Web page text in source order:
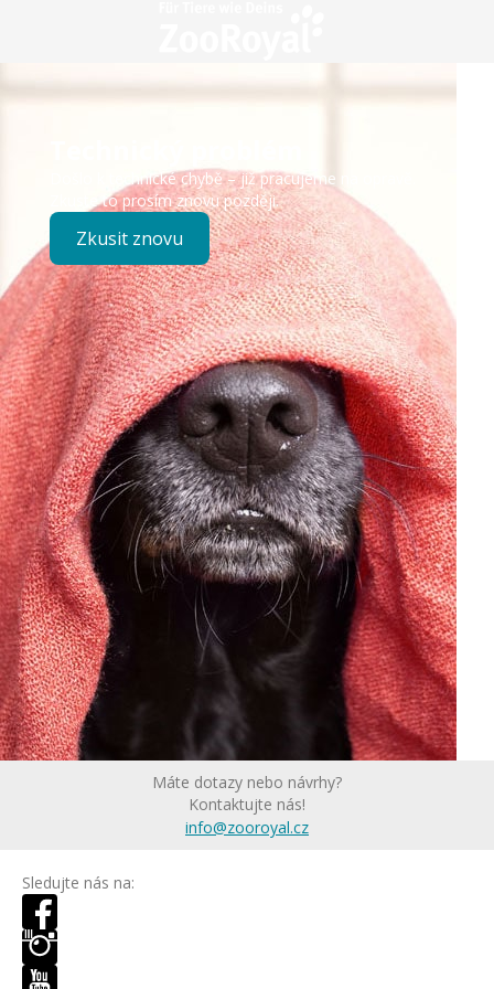
Došlo k technické chybě – již pracujeme na opravě.
Zkuste to prosím znovu později.
Zkusit znovu
Máte dotazy nebo návrhy?
Kontaktujte nás!
info@zooroyal.cz
Sledujte nás na: